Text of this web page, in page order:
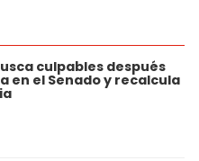
culpables después
en el Senado y recalcula